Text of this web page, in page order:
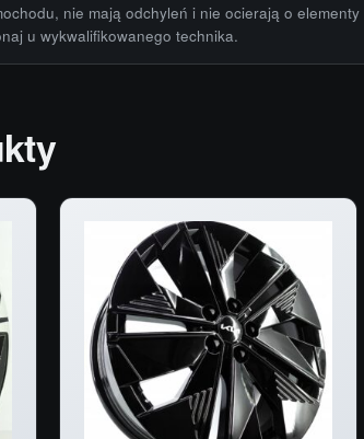
nie mają odchyleń i nie ocierają o elementy
u wykwalifikowanego technika.